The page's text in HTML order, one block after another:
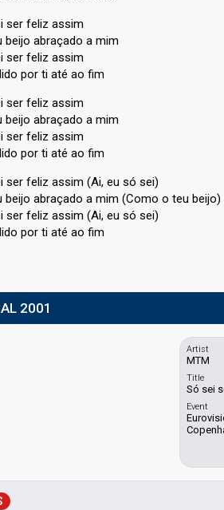
ser feliz assim
beijo abraçado a mim
ser feliz assim
por ti até ao fim
ser feliz assim
beijo abraçado a mim
ser feliz assim
por ti até ao fim
ser feliz assim (Ai, eu só sei)
beijo abraçado a mim (Como o teu beijo)
ser feliz assim (Ai, eu só ѕei)
por ti até аo fim
2001
Artist
MTM
Title
Só sei
Event